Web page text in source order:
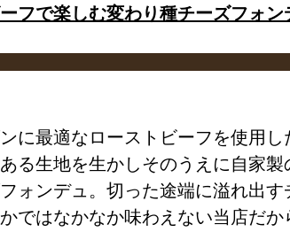
フで楽しむ変わり種チーズフォン
に最適なローストビーフを使用し
る生地を生かしそのうえに自家製
ォンデュ。切った途端に溢れ出
ではなかなか味わえない当店だか